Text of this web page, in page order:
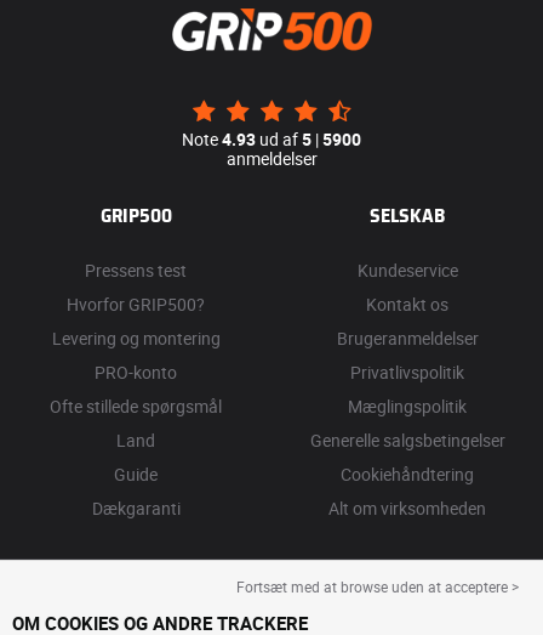
Note4.93 ud af5 |5900
anmeldelser
GRIP500
Pressens test
Hvorfor GRIP500?
Levering og montering
PRO-konto
Ofte stillede spørgsmål
Land
Guide
Dækgaranti
SELSKAB
Kundeservice
Kontakt os
Brugeranmeldelser
Privatlivspolitik
Mæglingspolitik
Generelle salgsbetingelser
Cookiehåndtering
Alt om virksomheden
Fortsæt med at browse uden at acceptere >
OM COOKIES OG ANDRE TRACKERE